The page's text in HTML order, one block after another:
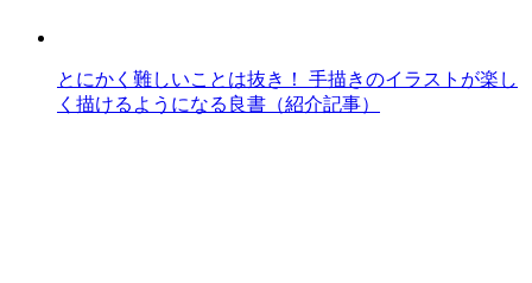
とにかく難しいことは抜き！ 手描きのイラストが楽し
く描けるようになる良書（紹介記事）